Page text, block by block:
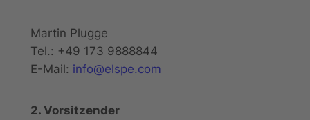
Martin Plugge
Tel.: +49 173 9888844
E-Mail: info@elspe.com
2. Vorsitzender